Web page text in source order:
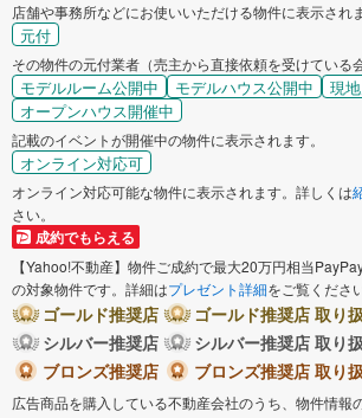
店舗や事務所などにお使いいただける物件に表示されま
元付
その物件の元付業者（売主から直接依頼を受けている
モデルルーム公開中 モデルハウス公開中
現
オープンハウス開催中
記載のイベントが開催中の物件に表示されます。
オンライン対応可
オンライン対応可能な物件に表示されます。詳しくは
さい。
成約でもらえる
【Yahoo!不動産】物件ご成約で最大20万円相当
の対象物件です。詳細はプレゼント詳細をご覧ください
ゴールド推奨店
ゴールド推奨店 取り
シルバー推奨店
シルバー推奨店 取り
ブロンズ推奨店
ブロンズ推奨店 取り
広告商品を購入している不動産会社のうち、物件情報